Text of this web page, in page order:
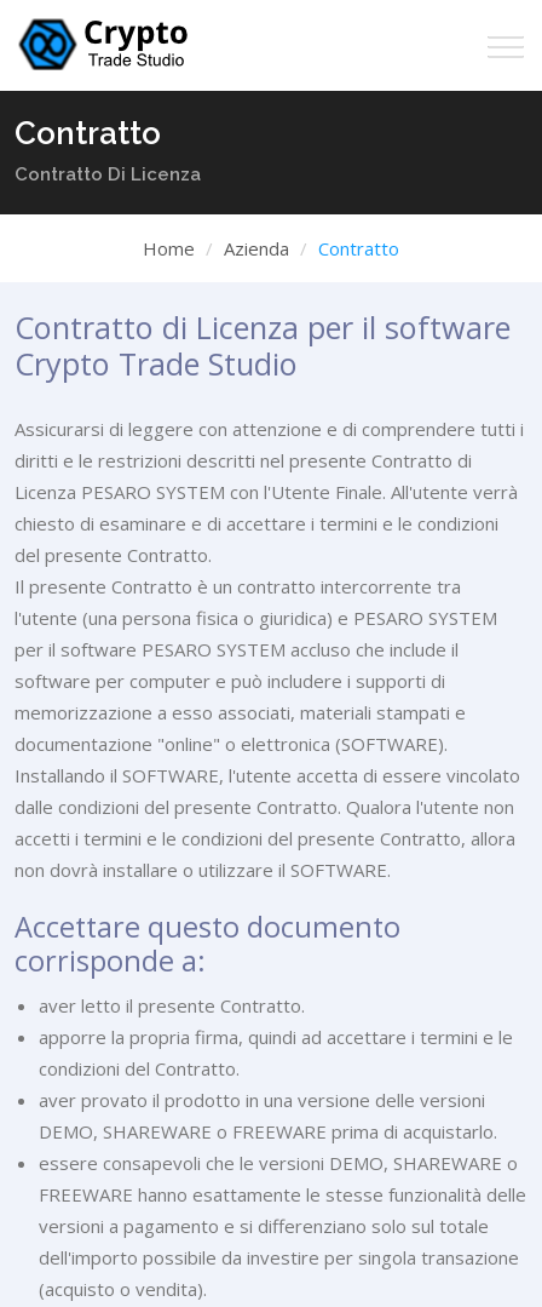
Contratto
Contratto Di Licenza
Home Azienda Contratto
Contratto di Licenza per il software
Crypto Trade Studio
Assicurarsi di leggere con attenzione e di comprendere tutti i
diritti e le restrizioni descritti nel presente Contratto di
Licenza PESARO SYSTEM con l'Utente Finale. All'utente verrà
chiesto di esaminare e di accettare i termini e le condizioni
del presente Contratto.
Il presente Contratto è un contratto intercorrente tra
l'utente (una persona fisica o giuridica) e PESARO SYSTEM
per il software PESARO SYSTEM accluso che include il
software per computer e può includere i supporti di
memorizzazione a esso associati, materiali stampati e
documentazione "online" o elettronica (SOFTWARE).
Installando il SOFTWARE, l'utente accetta di essere vincolato
dalle condizioni del presente Contratto. Qualora l'utente non
accetti i termini e le condizioni del presente Contratto, allora
non dovrà installare o utilizzare il SOFTWARE.
Accettare questo documento
corrisponde a:
aver letto il presente Contratto.
apporre la propria firma, quindi ad accettare i termini e le
condizioni del Contratto.
aver provato il prodotto in una versione delle versioni
DEMO, SHAREWARE o FREEWARE prima di acquistarlo.
essere consapevoli che le versioni DEMO, SHAREWARE o
FREEWARE hanno esattamente le stesse funzionalità delle
versioni a pagamento e si differenziano solo sul totale
dell'importo possibile da investire per singola transazione
(acquisto o vendita).